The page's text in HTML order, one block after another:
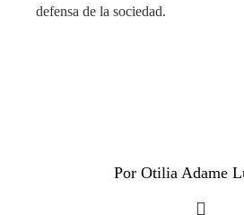
defensa de la sociedad.
Por Otilia Adame